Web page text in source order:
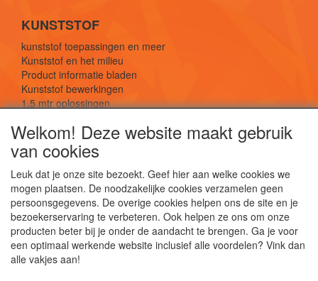
KUNSTSTOF
kunststof toepassingen en meer
Kunststof en het milieu
Product informatie bladen
Kunststof bewerkingen
1,5 mtr oplossingen
SOCIALE MEDIA
De webshop voor kunststof platen, folies, buizen
Welkom! Deze website maakt gebruik
van cookies
Leuk dat je onze site bezoekt. Geef hier aan welke cookies we
mogen plaatsen. De noodzakelijke cookies verzamelen geen
persoonsgegevens. De overige cookies helpen ons de site en je
bezoekerservaring te verbeteren. Ook helpen ze ons om onze
producten beter bij je onder de aandacht te brengen. Ga je voor
een optimaal werkende website inclusief alle voordelen? Vink dan
alle vakjes aan!